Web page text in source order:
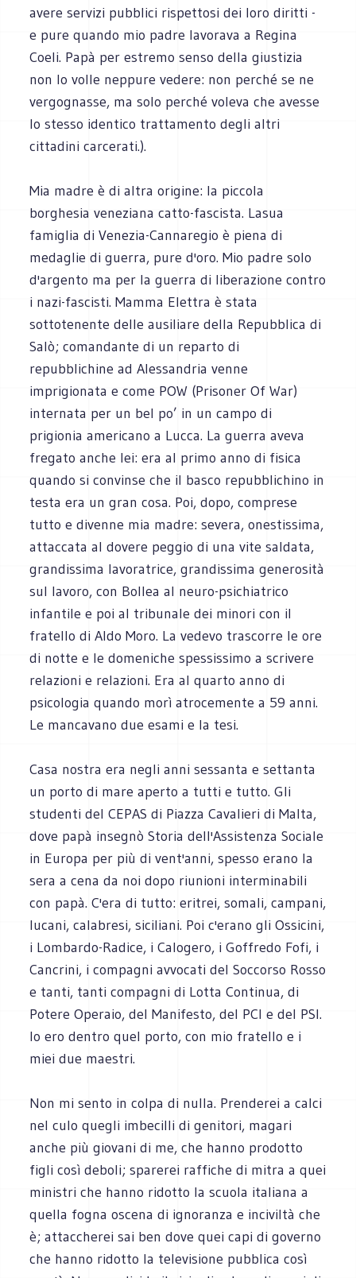
avere servizi pubblici rispettosi dei loro diritti -
e pure quando mio padre lavorava a Regina
Coeli. Papà per estremo senso della giustizia
non lo volle neppure vedere: non perché se ne
vergognasse, ma solo perché voleva che avesse
lo stesso identico trattamento degli altri
cittadini carcerati.).
Mia madre è di altra origine: la piccola
borghesia veneziana catto-fascista. Lasua
famiglia di Venezia-Cannaregio è piena di
medaglie di guerra, pure d'oro. Mio padre solo
d'argento ma per la guerra di liberazione contro
i nazi-fascisti. Mamma Elettra è stata
sottotenente delle ausiliare della Repubblica di
Salò; comandante di un reparto di
repubblichine ad Alessandria venne
imprigionata e come POW (Prisoner Of War)
internata per un bel po’ in un campo di
prigionia americano a Lucca. La guerra aveva
fregato anche lei: era al primo anno di fisica
quando si convinse che il basco repubblichino in
testa era un gran cosa. Poi, dopo, comprese
tutto e divenne mia madre: severa, onestissima,
attaccata al dovere peggio di una vite saldata,
grandissima lavoratrice, grandissima generosità
sul lavoro, con Bollea al neuro-psichiatrico
infantile e poi al tribunale dei minori con il
fratello di Aldo Moro. La vedevo trascorre le ore
di notte e le domeniche spessissimo a scrivere
relazioni e relazioni. Era al quarto anno di
psicologia quando morì atrocemente a 59 anni.
Le mancavano due esami e la tesi.
Casa nostra era negli anni sessanta e settanta
un porto di mare aperto a tutti e tutto. Gli
studenti del CEPAS di Piazza Cavalieri di Malta,
dove papà insegnò Storia dell'Assistenza Sociale
in Europa per più di vent'anni, spesso erano la
sera a cena da noi dopo riunioni interminabili
con papà. C'era di tutto: eritrei, somali, campani,
lucani, calabresi, siciliani. Poi c'erano gli Ossicini,
i Lombardo-Radice, i Calogero, i Goffredo Fofi, i
Cancrini, i compagni avvocati del Soccorso Rosso
e tanti, tanti compagni di Lotta Continua, di
Potere Operaio, del Manifesto, del PCI e del PSI.
Io ero dentro quel porto, con mio fratello e i
miei due maestri.
Non mi sento in colpa di nulla. Prenderei a calci
nel culo quegli imbecilli di genitori, magari
anche più giovani di me, che hanno prodotto
figli così deboli; sparerei raffiche di mitra a quei
ministri che hanno ridotto la scuola italiana a
quella fogna oscena di ignoranza e inciviltà che
è; attaccherei sai ben dove quei capi di governo
che hanno ridotto la televisione pubblica così